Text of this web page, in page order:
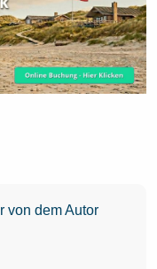
von dem Autor